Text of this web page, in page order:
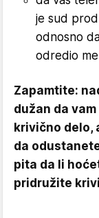
je sud
odnosno
odredio
Zapamtite:
dužan da
krivično delo,
da
pita da li
pridružite